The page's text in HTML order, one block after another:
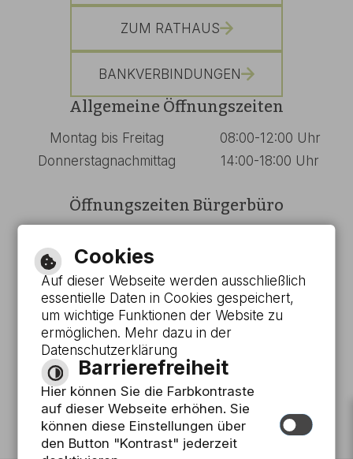
ZUM RATHAUS
BANKVERBINDUNGEN
Allgemeine Öffnungszeiten
Montag bis Freitag
08:00-12:00 Uhr
Donnerstagnachmittag
14:00-18:00 Uhr
Öffnungszeiten Bürgerbüro
Donnerstag
Freitag
08:00-12:00 Uhr
Barrierefreie Ansicht
Leichte Sprache
Gebärdensprache
Cookies
Auf dieser Webseite werden ausschließlich
essentielle Daten in Cookies gespeichert,
um wichtige Funktionen der Website zu
ermöglichen. Mehr dazu in der
Datenschutzerklärung
Barrierefreiheit
Hier können Sie die Farbkontraste
auf dieser Webseite erhöhen. Sie
können diese Einstellungen über
den Button "Kontrast" jederzeit